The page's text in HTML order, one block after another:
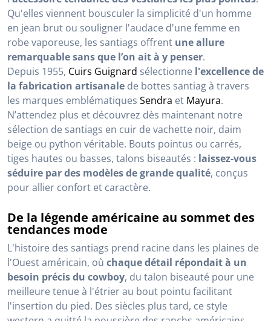
Qu'elles viennent bousculer la simplicité d'un homme
en jean brut ou souligner l'audace d'une femme en
robe vaporeuse, les santiags offrent une allure
remarquable sans que l’on ait à y penser.
Depuis 1955, Cuirs Guignard sélectionne l'excellence de
la fabrication artisanale de bottes santiag à travers
les marques emblématiques Sendra et Mayura.
N’attendez plus et découvrez dès maintenant notre
sélection de santiags en cuir de vachette noir, daim
beige ou python véritable. Bouts pointus ou carrés,
tiges hautes ou basses, talons biseautés : laissez-vous
séduire par des modèles de grande qualité, conçus
pour allier confort et caractère.
De la légende américaine au sommet des
tendances mode
L'histoire des santiags prend racine dans les plaines de
l'Ouest américain, où chaque détail répondait à un
besoin précis du cowboy, du talon biseauté pour une
meilleure tenue à l'étrier au bout pointu facilitant
l'insertion du pied. Des siècles plus tard, ce style